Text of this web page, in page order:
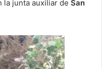
la junta auxiliar de San